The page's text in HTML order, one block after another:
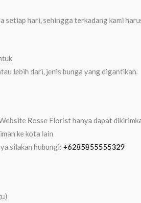
setiap hari, sehingga terkadang kami
lebih dari, jenis bunga yang digantikan.
Rosse Florist hanya dapat
ke kota lain
silakan hubungi: +6285855555329